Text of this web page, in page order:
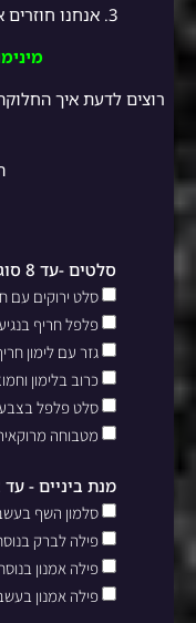
3. אנחנו חוזרים אליכם במהירות לסגירת ההזמנה!
רוצים לדעת איך
סלטים -עד 8 סוגים לבחירה
סלט ירוקים עם
פלפל חריף
גזר עם לימון
כרוב בלימון
סלט פלפל
מטבוחה
מנת ביניים - עד 2 סוגים לבחירה (חצי-חצי)
סלמון השף
פילה לברק
פילה אמנון
פילה אמנון